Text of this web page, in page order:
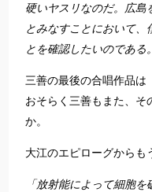
硬いヤスリなのだ。広島
とみなすことにおいて、
とを確認したいのである
三善の最後の合唱作品は
おそらく三善もまた、そ
か。
大江のエピローグからも
「放射能によって細胞